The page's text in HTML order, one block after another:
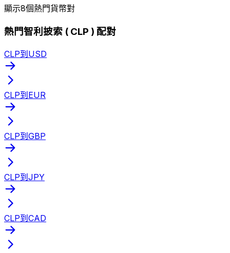
顯示8個熱門貨幣對
熱門智利披索 ( CLP ) 配對
CLP到USD
CLP到EUR
CLP到GBP
CLP到JPY
CLP到CAD